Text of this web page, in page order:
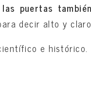
puertas
decir alto y
e histórico.